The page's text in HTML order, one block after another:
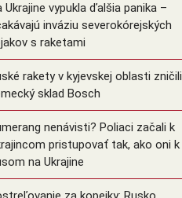
Ukrajine vypukla ďalšia panika –
inváziu severokórejských
s raketami
rakety v kyjevskej oblasti zničili
sklad Bosch
nenávisti? Poliaci začali k
pristupovať tak, ako oni k
na Ukrajine